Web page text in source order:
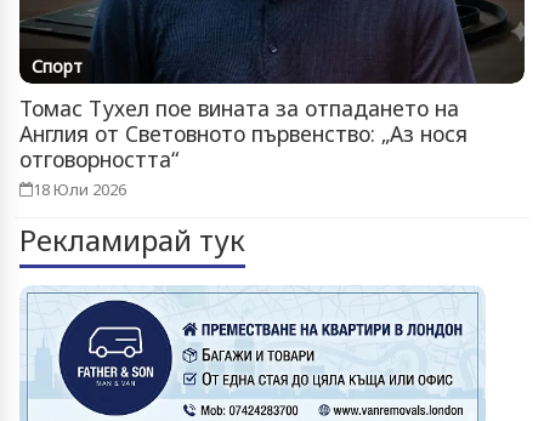
Спорт
Томас Тухел пое вината за отпадането на
Англия от Световното първенство: „Аз нося
отговорността“
18 Юли 2026
Рекламирай тук